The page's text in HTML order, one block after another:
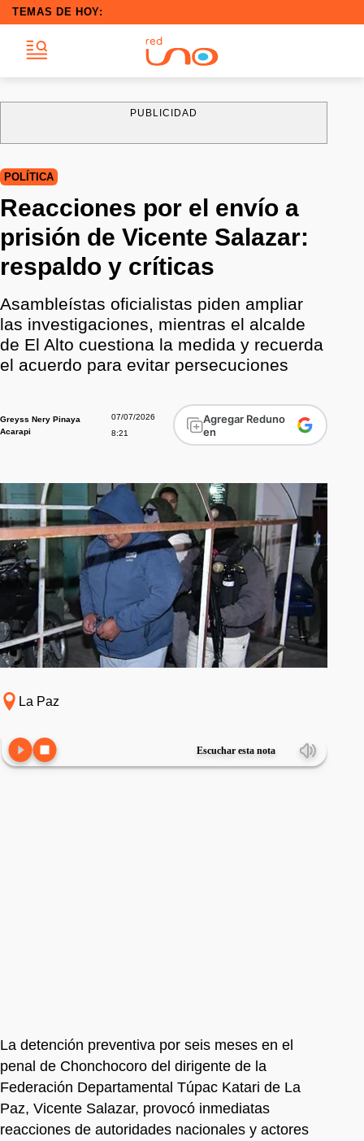
TEMAS DE HOY:
PUBLICIDAD
POLÍTICA
Reacciones por el envío a
prisión de Vicente Salazar:
respaldo y críticas
Asambleístas oficialistas piden ampliar
las investigaciones, mientras el alcalde
de El Alto cuestiona la medida y recuerda
el acuerdo para evitar persecuciones
Greyss Nery Pinaya
Acarapi
07/07/2026
8:21
Agregar Reduno
en
La Paz
Escuchar esta nota
La detención preventiva por seis meses en el
penal de Chonchocoro del dirigente de la
Federación Departamental Túpac Katari de La
Paz, Vicente Salazar, provocó inmediatas
reacciones de autoridades nacionales y actores